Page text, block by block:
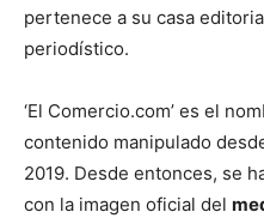
pertenece a su casa
periodístico.
‘El Comercio.com’ es el
contenido manipulado
2019. Desde entonces, se
con la imagen oficial del